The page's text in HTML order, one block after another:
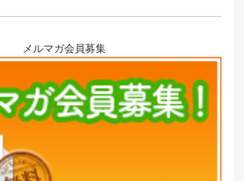
メルマガ会員募集